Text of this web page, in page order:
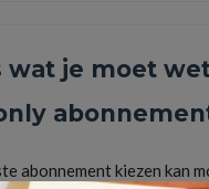
wat je moet
abonnement kiezen kan